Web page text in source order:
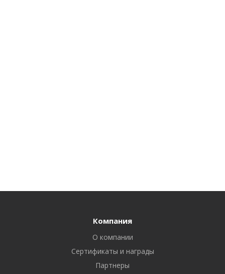
Компания
О компании
Сертификаты и награды
Партнеры